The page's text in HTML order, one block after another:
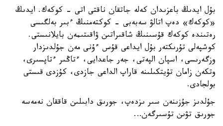
بۇل ايدىڭ باعزىدان كەلە جاتقان ناقتى اتى - كوكەك. ايدىڭ
«كوكەك» دەپ اتالۋ سەبەبى - كوكتەمنىڭ ءبىر بەلگىسى
رەتىندە كوكەك قۇسىنىڭ شاقىراتىن ۋاقىتىمەن بايلانىستى.
كوشپەلى تۇرىكتەر بۇل ايداعى قۇس ءۇنى مەن جۇلدىزدار
وزگەرىسى، اسپان الپەتى، جەر جاعدايى، ءتاڭىر ءتاپسىرى،
وتكەن زامان تۇيتكىلىنە قاراپ الداعى جازدى، كۇزدى قىستى
بولجادى.
جۇلدىز جۇزىنەن سىر ىزدەپ، جورىق دابىلىن قاققان نەمەسە
جورىق تۋىن تۇسىرگەن…